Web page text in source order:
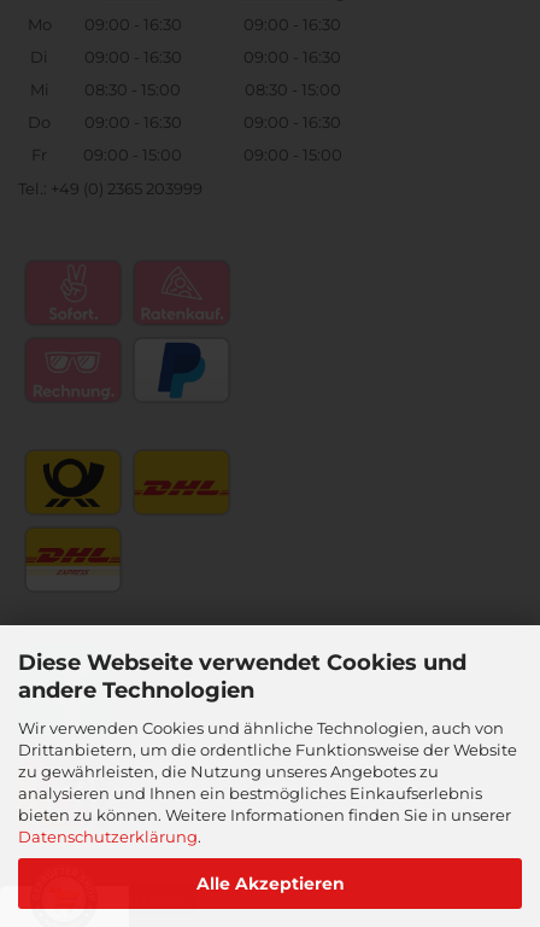
Diese Webseite verwendet Cookies und
andere Technologien
Wir verwenden Cookies und ähnliche Technologien, auch von
Drittanbietern, um die ordentliche Funktionsweise der Website
zu gewährleisten, die Nutzung unseres Angebotes zu
analysieren und Ihnen ein bestmögliches Einkaufserlebnis
bieten zu können. Weitere Informationen finden Sie in unserer
Datenschutzerklärung.
Alle Akzeptieren
Mo
09:00 - 16:30
09:00 - 16:30
Di
09:00 - 16:30
09:00 - 16:30
Mi
08:30 - 15:00
08:30 - 15:00
Do
09:00 - 16:30
09:00 - 16:30
Fr
09:00 - 15:00
09:00 - 15:00
Tel.: +49 (0) 2365 203999